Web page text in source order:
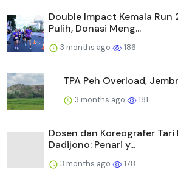
Double Impact Kemala Run
Pulih, Donasi Meng...
3 months ago 186
TPA Peh Overload,
3 months ago 181
Dosen dan Koreografer Tari
Dadijono: Penari y...
3 months ago 178